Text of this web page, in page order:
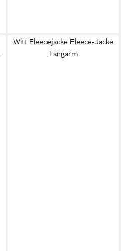
Witt Fleecejacke Fleece-Jacke
Langarm